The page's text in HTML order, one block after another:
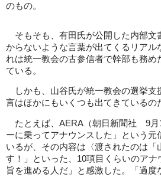
のもの。
そもそも、有田氏が公開した内部文
からないような言葉が出てくるリアル
れは統一教会の古参信者で幹部も務め
ている。
しかも、山谷氏が統一教会の選挙支
言はほかにもいくつも出てきているの
たとえば、AERA（朝日新聞社 9月
ーに乗ってアナウンスした」という元
いるが、その内容は〈渡されたのは「
す！」といった、10項目くらいのアナ
旨を進める人だ」と感激した。「過度